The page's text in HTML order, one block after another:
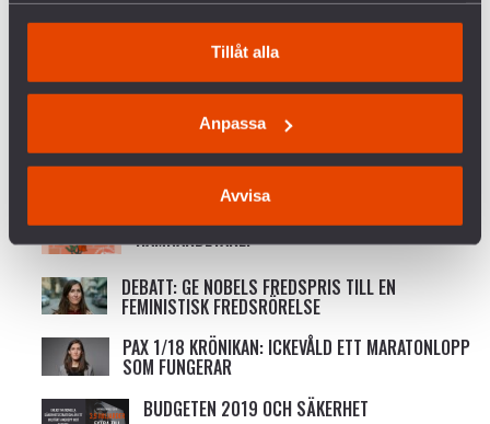
Tillåt alla
Anpassa
Avvisa
P3 DOKUMENTÄR OM BOFORSAFFÄREN
BLOGGINLÄGG: TILLFÄLLE ATT STÄLLA RYSSLAND MOT VÄGGEN
SKICKA ETT ROSKORT TILL SVERIGES
HAMNARBETARE!
DEBATT: GE NOBELS FREDSPRIS TILL EN
FEMINISTISK FREDSRÖRELSE
PAX 1/18 KRÖNIKAN: ICKEVÅLD ETT MARATONLOPP
SOM FUNGERAR
BUDGETEN 2019 OCH SÄKERHET